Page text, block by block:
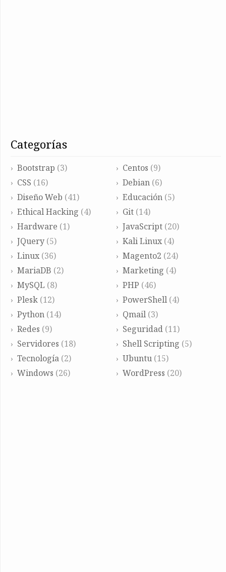
categorías
Bootstrap (3) Centos (9)
CSS (16) Debian(6)
Diseño Web (41) Educación(5)
Ethical Hacking (4) Git(14)
Hardware (1) JavaScript(20)
JQuery (5) Kali Linux(4)
Linux (36) Magento2 (24)
MariaDB (2) Marketing (4)
MySQL (8) PHP (46)
Plesk (12) PowerShell(4)
Python (14) Qmail(3)
Redes (9) Seguridad(11)
Servidores (18) Shell Scripting (5)
Tecnología (2) Ubuntu(15)
Windows (26) WordPress (20)